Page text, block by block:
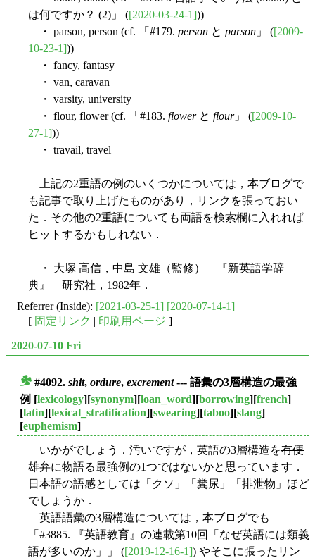
は何ですか？ (2)」 ([2020-03-24-1]))
・ parson, person (cf. 「#179. person と parson 」 ([2009-
10-23-1]))
・ fancy, fantasy
・ van, caravan
・ varsity, university
・ flour, flower (cf. 「#183. flowerと flour」 ([2009-10-
27-1]))
・ travail, travel
上記の2重語の例のいくつかについては，本ブログで
も記事で取り上げたものがあり，リンクを張っておい
た．その他の2重語についても両語を検索欄に入れれば
ヒットするかもしれない．
・ 大塚 高信，中島 文雄（監修） 『新英語学辞
典』 研究社，1982年．
Referrer (Inside): [2021-03-25-1] [2020-07-14-1]
[ 固定リンク | 印刷用ページ ]
2020-07-10 Fri
#4092. shit, ordure, excrement--- 語彙の3層構造の最強
例 [lexicology][synonym][loan_word][borrowing][french]
[latin][lexical_stratification][swearing][taboo][slang]
[euphemism]
いかがでしょう．汚いですが，英語の3層構造を有便
雄弁に物語る最強例の1つではないかと思っています．
日本語の語感としては「クソ」「糞尿」「排泄物」ほど
でしょうか．
英語語彙の3層構造については，本ブログでも
「#3885. 『英語教育』の連載第10回「なぜ英語には類義
語が多いのか」」 ([2019-12-16-1]) やそこに張ったリン